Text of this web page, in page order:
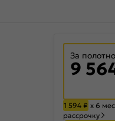
За полотно
9
1 594 ₽ х 6
рассрочку